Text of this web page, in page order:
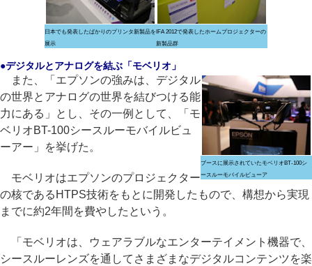
日本でも発表したばかりのプリンタ新製品を
展示
IFA 2012で発表したホームプロジェクターの
新製品群
●デジタルとアナログを結ぶ「モベリオ」
ブースに展示されていたモベリオBT-100シ
ースルーモバイルビューア
また、「エプソンの強みは、デジタル
の世界とアナログの世界を結びつける能
力にある」とし、その一例として、「モ
ベリオBT-100シースルーモバイルビュ
ーアー」を挙げた。
モベリオはエプソンのプロジェクター
の核であるHTPS技術をもとに開発したもので、構想から実現
までに約2年間を費やしたという。
「モベリオは、ウェアラブルなエンターテイメント機器で、
シースルーレンズを通してさまざまなデジタルコンテンツを楽